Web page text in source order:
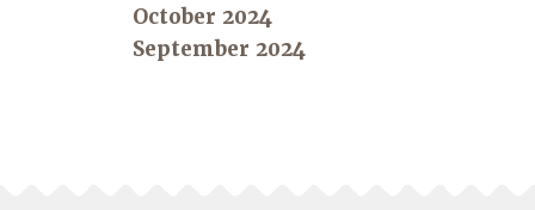
October 2024
September 2024